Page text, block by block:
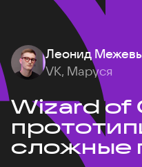
Леонид
VK, Маруся
Wizard of
сложные